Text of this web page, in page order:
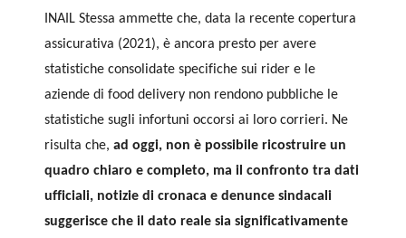
INAIL Stessa ammette che, data la recente copertura
assicurativa (2021), è ancora presto per avere
statistiche consolidate specifiche sui rider e le
aziende di food delivery non rendono pubbliche le
statistiche sugli infortuni occorsi ai loro corrieri. Ne
risulta che, ad oggi, non è possibile ricostruire un
quadro chiaro e completo, ma il confronto tra dati
ufficiali, notizie di cronaca e denunce sindacali
suggerisce che il dato reale sia significativamente